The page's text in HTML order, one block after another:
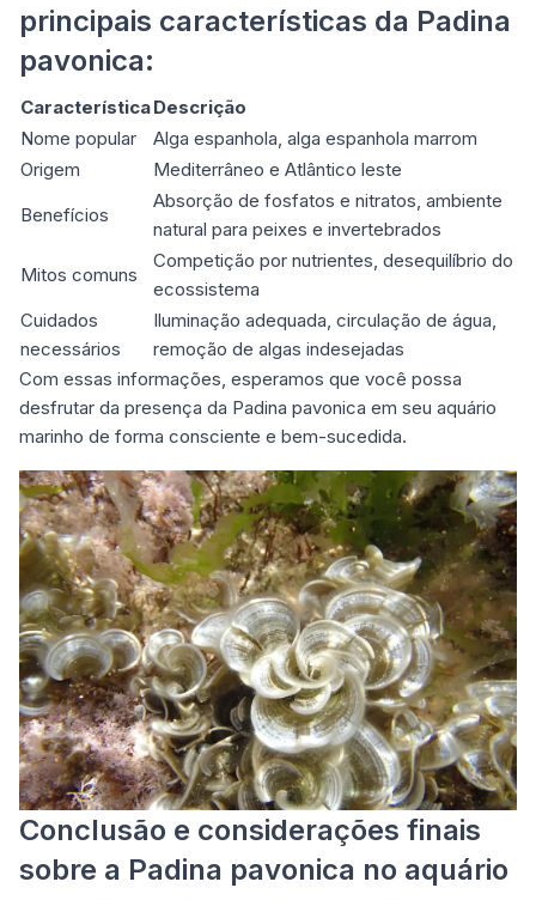
principais características da Padina
pavonica:
CaracterísticaDescrição
Nome popular
Alga espanhola, alga espanhola marrom
Origem
Mediterrâneo e Atlântico leste
Benefícios
Absorção de fosfatos e nitratos, ambiente
natural para peixes e invertebrados
Mitos comuns
Competição por nutrientes, desequilíbrio do
ecossistema
Cuidados
necessários
Iluminação adequada, circulação de água,
remoção de algas indesejadas
Com essas informações, esperamos que você possa
desfrutar da presença da Padina pavonica em seu aquário
marinho de forma consciente e bem-sucedida.
Conclusão e considerações finais
sobre a Padina pavonica no aquário